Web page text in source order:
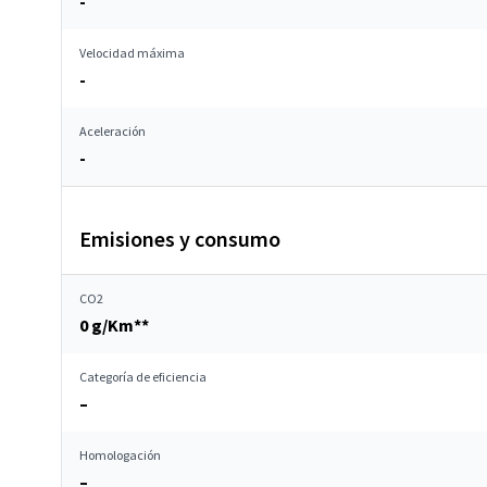
Velocidad máxima
-
Aceleración
-
Emisiones y consumo
CO2
0 g/Km**
Categoría de eficiencia
–
Homologación
–